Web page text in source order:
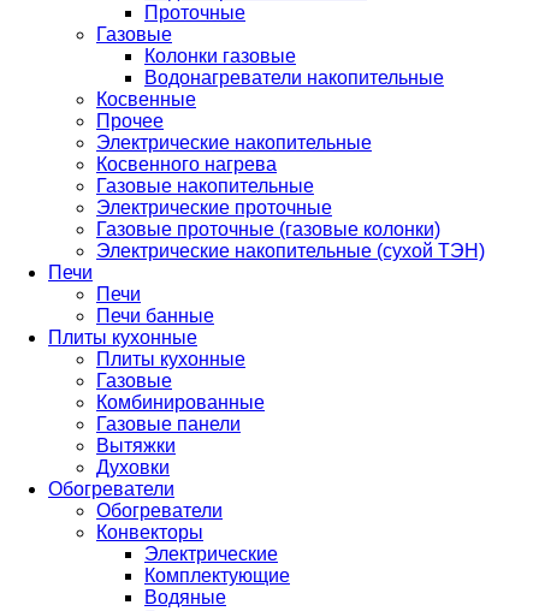
Проточные
Газовые
Колонки газовые
Водонагреватели накопительные
Косвенные
Прочее
Электрические накопительные
Косвенного нагрева
Газовые накопительные
Электрические проточные
Газовые проточные (газовые колонки)
Электрические накопительные (сухой ТЭН)
Печи
Печи
Печи банные
Плиты кухонные
Плиты кухонные
Газовые
Комбинированные
Газовые панели
Вытяжки
Духовки
Обогреватели
Обогреватели
Конвекторы
Электрические
Комплектующие
Водяные